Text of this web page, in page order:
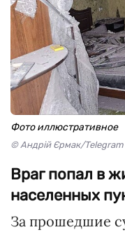
Фото иллюстративное
© Андрій Єрмак/Telegram
Враг попал в
населенных
За прошедшие